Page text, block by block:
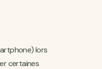
lors
certaines